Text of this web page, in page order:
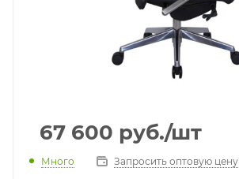
67 600 руб./шт
Много Запросить оптовую цену